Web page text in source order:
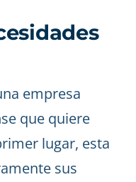
empresa
que quiere
lugar, esta
sus